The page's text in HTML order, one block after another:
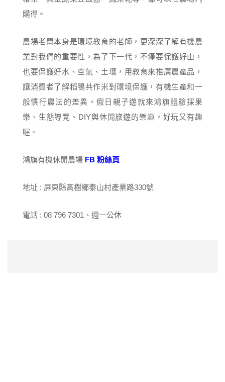
購得。
農場老闆本身是環境教育的老師，更深深了解有機農
業對我們的重要性，為了下一代，不僅要保護好山，
也要保護好水、空氣、土壤，用教育來推廣農產品，
讓消費者了解稻鴨共作米對環境保護，有機生產和一
般慣行農法的差異。假日親子遊就來鴻旗體驗採果
樂、生態導覽、DIY與休閒旅遊的樂趣，好玩又有趣
喔。
鴻旗有機休閒農場 FB 粉絲頁
地址 : 屏東縣高樹鄉泰山村產業路330號
電話 : 08 796 7301、週一公休